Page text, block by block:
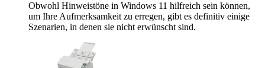
Obwohl Hinweistöne in Windows 11 hilfreich sein können,
um Ihre Aufmerksamkeit zu erregen, gibt es definitiv einige
Szenarien, in denen sie nicht erwünscht sind.